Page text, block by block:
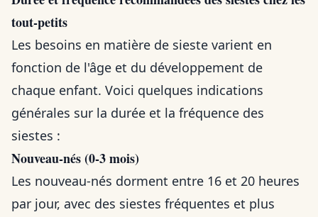
tout-petits
Les besoins en matière de sieste varient en
fonction de l'âge et du développement de
chaque enfant. Voici quelques indications
générales sur la durée et la fréquence des
siestes :
Nouveau-nés (0-3 mois)
Les nouveau-nés dorment entre 16 et 20 heures
par jour, avec des siestes fréquentes et plus